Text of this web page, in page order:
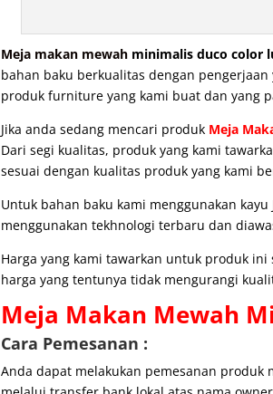
Meja makan mewah minimalis duco color
bahan baku berkualitas dengan
produk furniture yang kami buat dan yang
Jika anda sedang mencari produk Meja
Dari segi kualitas, produk yang kami
sesuai dengan kualitas produk yang kami
Untuk bahan baku kami menggunakan
menggunakan tekhnologi terbaru dan
Harga yang kami tawarkan untuk produk
harga yang tentunya tidak mengurangi
Meja Makan Mewah
Cara Pemesanan :
Anda dapat melakukan pemesanan